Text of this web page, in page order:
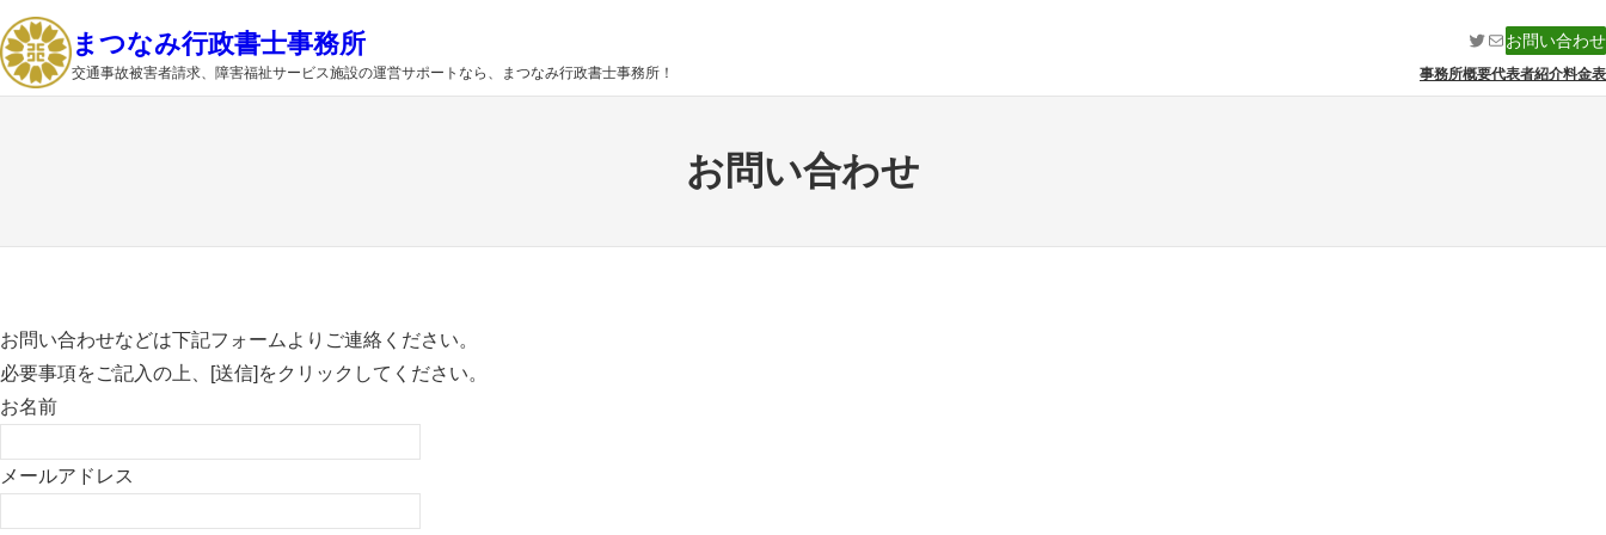
内
容
を
まつなみ行政書士事務所
交通事故被害者請求、障害福祉サービス施設の運営サポートなら、まつなみ行政書士事務所！
Twitter
メールお問い合わせ
事務所概要代表者紹介料金表
お問い合わせ
お問い合わせなどは下記フォームよりご連絡ください。
必要事項をご記入の上、[送信]をクリックしてください。
お名前
メールアドレス